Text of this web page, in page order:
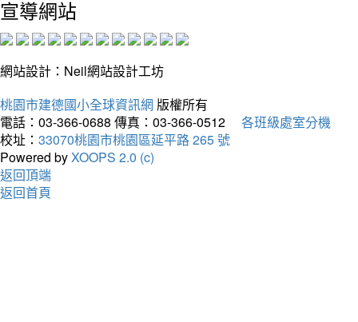
宣導網站
網站設計：Neil網站設計工坊
桃園市建德國小全球資訊網 版權所有
電話：03-366-0688 傳真：03-366-0512
各班級處室分機
校址： 33070桃園市桃園區延平路 265 號
Powered byXOOPS 2.0 (c)
返回頂端
返回首頁